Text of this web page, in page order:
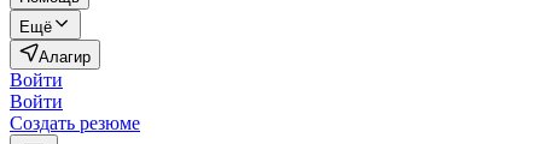
Ещё
Алагир
Войти
Войти
Создать резюме